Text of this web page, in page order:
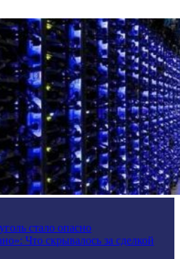
стало опасно
Что скрывалось за сделкой